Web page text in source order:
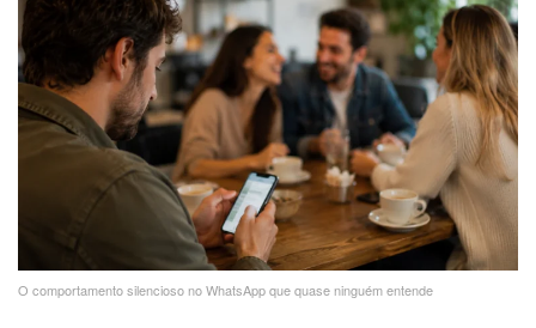
O comportamento silencioso no WhatsApp que quase ninguém entende